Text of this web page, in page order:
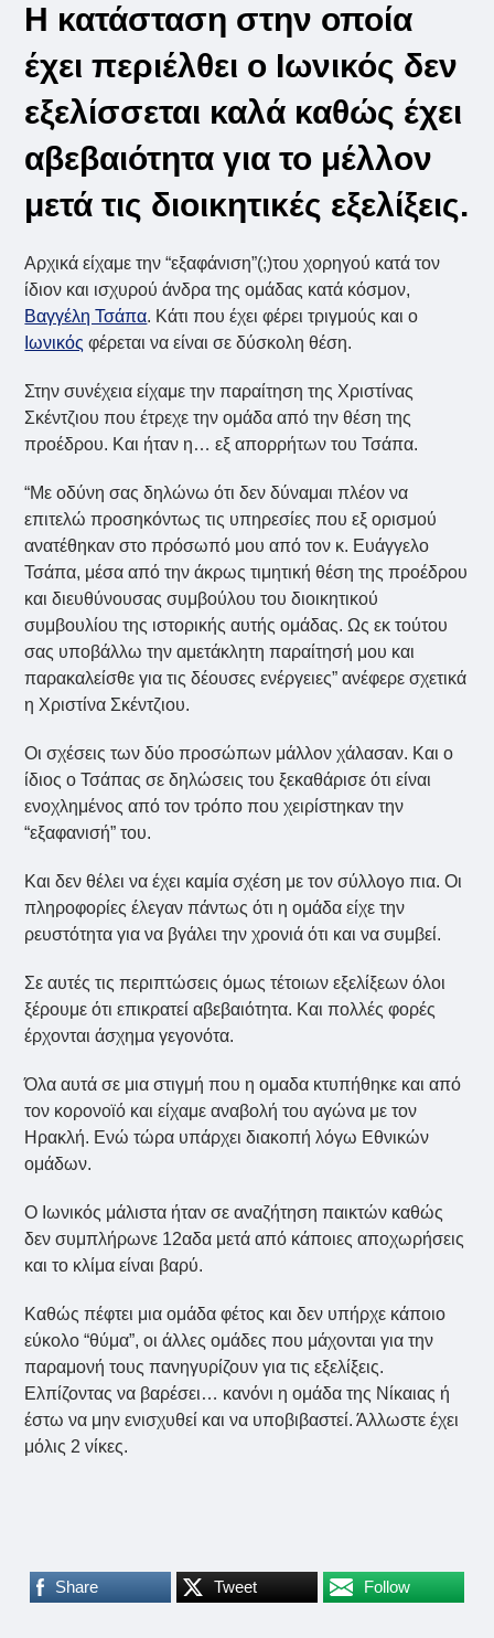
Η κατάσταση στην οποία
έχει περιέλθει ο Ιωνικός δεν
εξελίσσεται καλά καθώς έχει
αβεβαιότητα για το μέλλον
μετά τις διοικητικές εξελίξεις.
Αρχικά είχαμε την “εξαφάνιση”(;)του χορηγού κατά τον
ίδιον και ισχυρού άνδρα της ομάδας κατά κόσμον,
Βαγγέλη Τσάπα. Κάτι που έχει φέρει τριγμούς και ο
Ιωνικός φέρεται να είναι σε δύσκολη θέση.
Στην συνέχεια είχαμε την παραίτηση της Χριστίνας
Σκέντζιου που έτρεχε την ομάδα από την θέση της
προέδρου. Και ήταν η… εξ απορρήτων του Τσάπα.
“Με οδύνη σας δηλώνω ότι δεν δύναμαι πλέον να
επιτελώ προσηκόντως τις υπηρεσίες που εξ ορισμού
ανατέθηκαν στο πρόσωπό μου από τον κ. Ευάγγελο
Τσάπα, μέσα από την άκρως τιμητική θέση της προέδρου
και διευθύνουσας συμβούλου του διοικητικού
συμβουλίου της ιστορικής αυτής ομάδας. Ως εκ τούτου
σας υποβάλλω την αμετάκλητη παραίτησή μου και
παρακαλείσθε για τις δέουσες ενέργειες” ανέφερε σχετικά
η Χριστίνα Σκέντζιου.
Οι σχέσεις των δύο προσώπων μάλλον χάλασαν. Και ο
ίδιος ο Τσάπας σε δηλώσεις του ξεκαθάρισε ότι είναι
ενοχλημένος από τον τρόπο που χειρίστηκαν την
“εξαφανισή” του.
Και δεν θέλει να έχει καμία σχέση με τον σύλλογο πια. Οι
πληροφορίες έλεγαν πάντως ότι η ομάδα είχε την
ρευστότητα για να βγάλει την χρονιά ότι και να συμβεί.
Σε αυτές τις περιπτώσεις όμως τέτοιων εξελίξεων όλοι
ξέρουμε ότι επικρατεί αβεβαιότητα. Και πολλές φορές
έρχονται άσχημα γεγονότα.
Όλα αυτά σε μια στιγμή που η ομαδα κτυπήθηκε και από
τον κορονοϊό και είχαμε αναβολή του αγώνα με τον
Ηρακλή. Ενώ τώρα υπάρχει διακοπή λόγω Εθνικών
ομάδων.
Ο Ιωνικός μάλιστα ήταν σε αναζήτηση παικτών καθώς
δεν συμπλήρωνε 12αδα μετά από κάποιες αποχωρήσεις
και το κλίμα είναι βαρύ.
Καθώς πέφτει μια ομάδα φέτος και δεν υπήρχε κάποιο
εύκολο “θύμα”, οι άλλες ομάδες που μάχονται για την
παραμονή τους πανηγυρίζουν για τις εξελίξεις.
Ελπίζοντας να βαρέσει… κανόνι η ομάδα της Νίκαιας ή
έστω να μην ενισχυθεί και να υποβιβαστεί. Άλλωστε έχει
μόλις 2 νίκες.
Share Tweet Follow